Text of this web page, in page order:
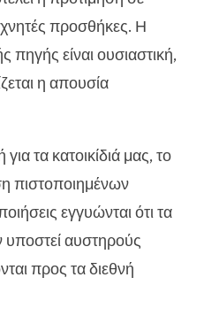
προσθήκες. Η
πηγής είναι ουσιαστική,
η απουσία
τα κατοικίδιά μας, το
πιστοποιημένων
εγγυώνται ότι τα
υποστεί αυστηρούς
προς τα διεθνή